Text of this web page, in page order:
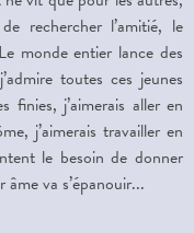
rechercher l’amitié, le
monde entier lance des
toutes ces jeunes
j’aimerais aller en
j’aimerais travailler en
le besoin de donner
âme va s’épanouir...